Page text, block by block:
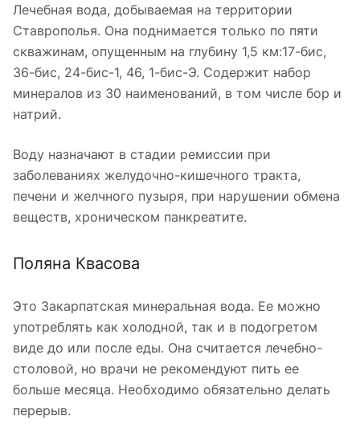
Лечебная вода, добываемая на территории
Ставрополья. Она поднимается только по пяти
скважинам, опущенным на глубину 1,5 км:17-бис,
36-бис, 24-бис-1, 46, 1-бис-Э. Содержит набор
минералов из 30 наименований, в том числе бор и
натрий.
Воду назначают в стадии ремиссии при
заболеваниях желудочно-кишечного тракта,
печени и желчного пузыря, при нарушении обмена
веществ, хроническом панкреатите.
Поляна Квасова
Это Закарпатская минеральная вода. Ее можно
употреблять как холодной, так и в подогретом
виде до или после еды. Она считается лечебно-
столовой, но врачи не рекомендуют пить ее
больше месяца. Необходимо обязательно делать
перерыв.